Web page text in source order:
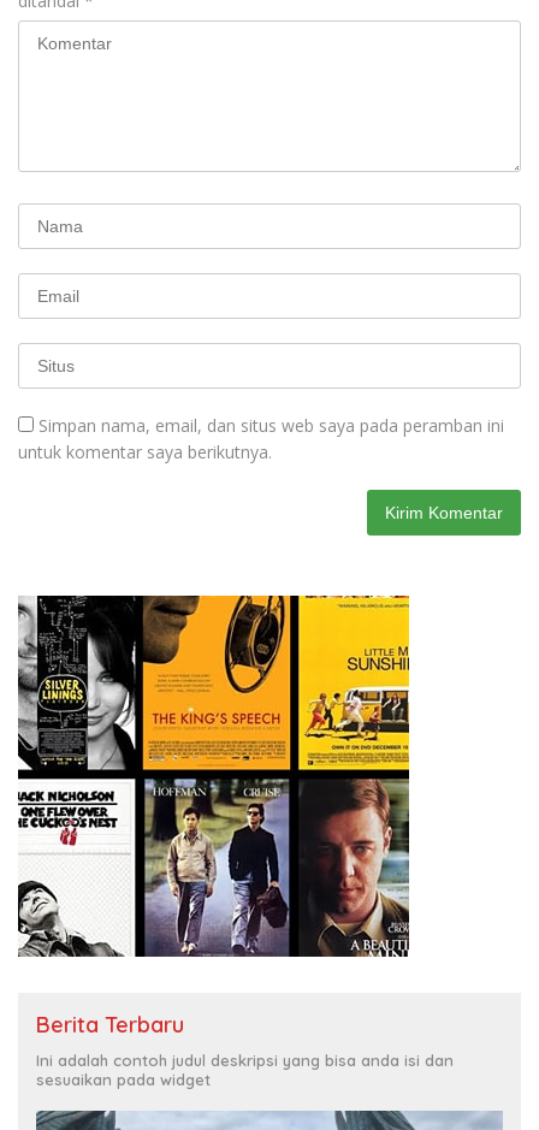
Simpan nama, email, dan situs web saya pada peramban ini
untuk komentar saya berikutnya.
Berita Terbaru
Ini adalah contoh judul deskripsi yang bisa anda isi dan
sesuaikan pada widget